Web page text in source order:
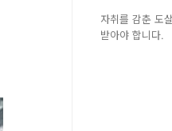
자취를 감춘 도
받아야 합니다.